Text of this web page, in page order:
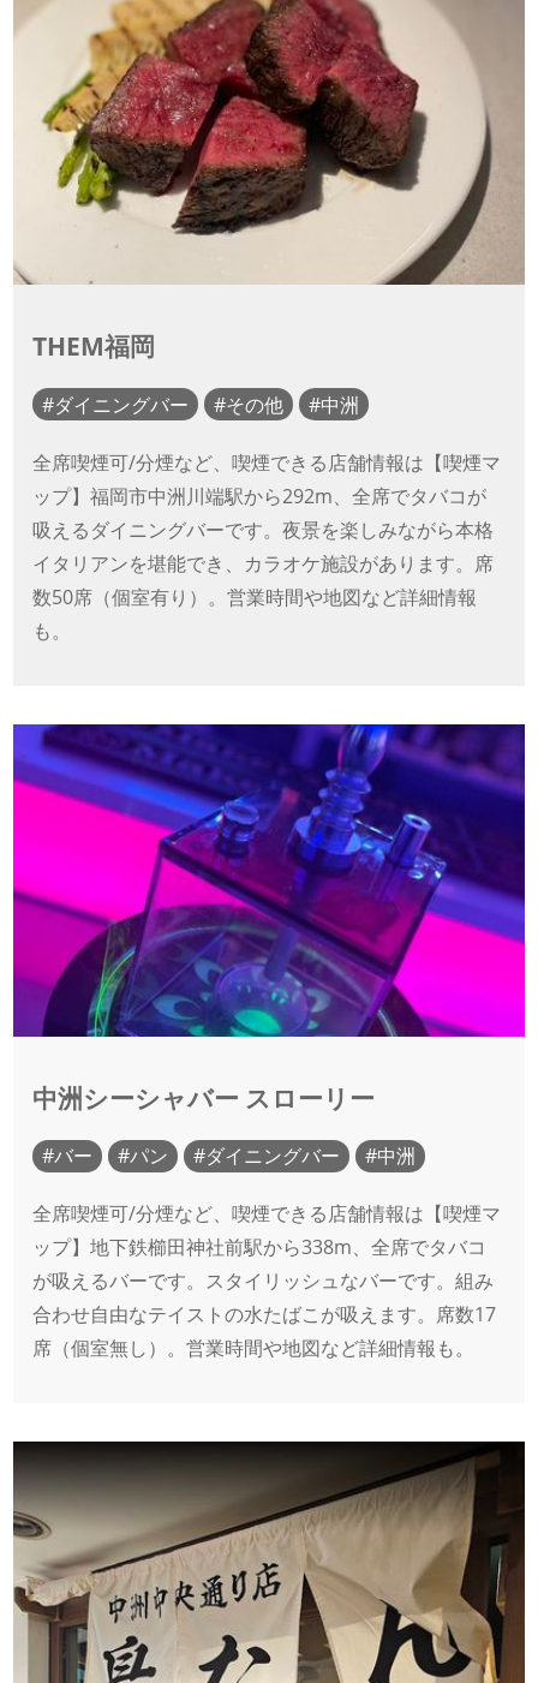
THEM福岡
ダイニングバー その他 中洲
全席喫煙可/分煙など、喫煙できる店舗情報は【喫煙マ
ップ】福岡市中洲川端駅から292m、全席でタバコが
吸えるダイニングバーです。夜景を楽しみながら本格
イタリアンを堪能でき、カラオケ施設があります。席
数50席（個室有り）。営業時間や地図など詳細情報
も。
中洲シーシャバー スローリー
バー パン ダイニングバー 中洲
全席喫煙可/分煙など、喫煙できる店舗情報は【喫煙マ
ップ】地下鉄櫛田神社前駅から338m、全席でタバコ
が吸えるバーです。スタイリッシュなバーです。組み
合わせ自由なテイストの水たばこが吸えます。席数17
席（個室無し）。営業時間や地図など詳細情報も。